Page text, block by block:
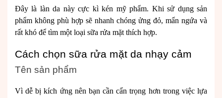
Đây là làn da này cực kì kén mỹ phẩm. Khi sử dụng sản
phẩm không phù hợp sẽ nhanh chóng ửng đỏ, mẩn ngứa và
rất khó để tìm một loại sữa rửa mặt thích hợp.
Cách chọn sữa rửa mặt da nhạy cảm
Tên sản phẩm
Vì dễ bị kích ứng nên bạn cần cẩn trọng hơn trong việc lựa